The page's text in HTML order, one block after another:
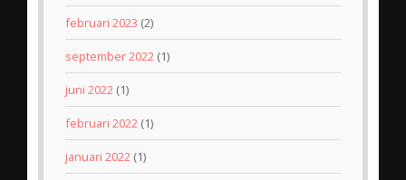
februari 2023 (2)
september 2022 (1)
juni 2022 (1)
februari 2022 (1)
januari 2022 (1)